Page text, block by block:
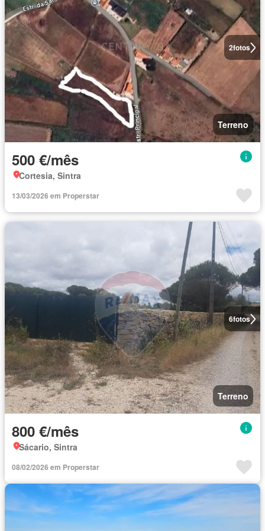
2fotos
Terreno
500 €/mês
Cortesia, Sintra
13/03/2026 em Properstar
6fotos
Terreno
800 €/mês
Sácario, Sintra
08/02/2026 em Properstar